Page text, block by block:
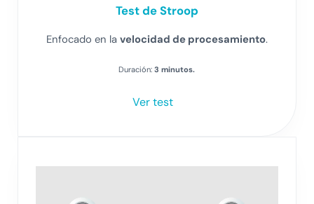
Test de Stroop
Enfocado en la velocidad de procesamiento.
Duración: 3 minutos.
Ver test